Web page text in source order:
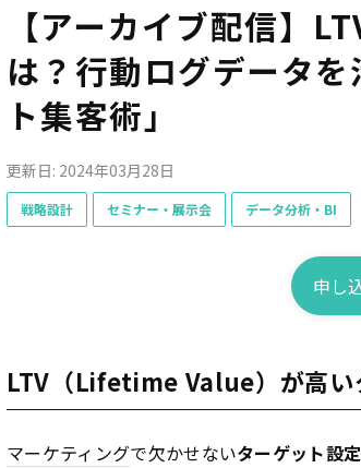
【アーカイブ配信】
は？行動ログデータ
ト集客術」
更新日: 2024年03月28日
戦略設計 セミナー・展示会 データ分析・BI
申し
LTV（Lifetime Value）が高い
マーケティングで欠かせないターゲット設定